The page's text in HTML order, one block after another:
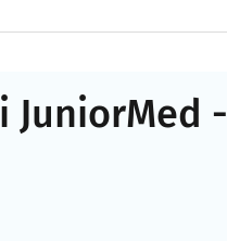
JuniorMed -